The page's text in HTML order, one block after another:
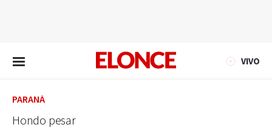
VIVO
PARANÁ
Hondo pesar